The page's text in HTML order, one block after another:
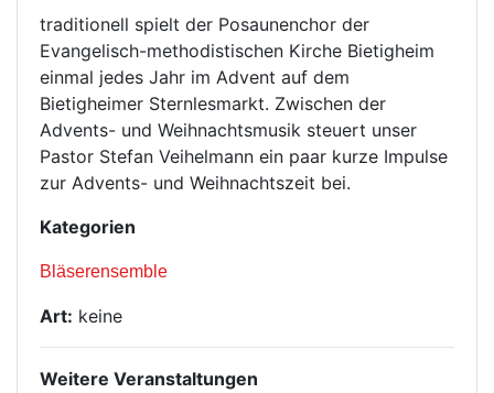
traditionell spielt der Posaunenchor der
Evangelisch-methodistischen Kirche Bietigheim
einmal jedes Jahr im Advent auf dem
Bietigheimer Sternlesmarkt. Zwischen der
Advents- und Weihnachtsmusik steuert unser
Pastor Stefan Veihelmann ein paar kurze Impulse
zur Advents- und Weihnachtszeit bei.
Kategorien
Bläserensemble
Art: keine
Weitere Veranstaltungen